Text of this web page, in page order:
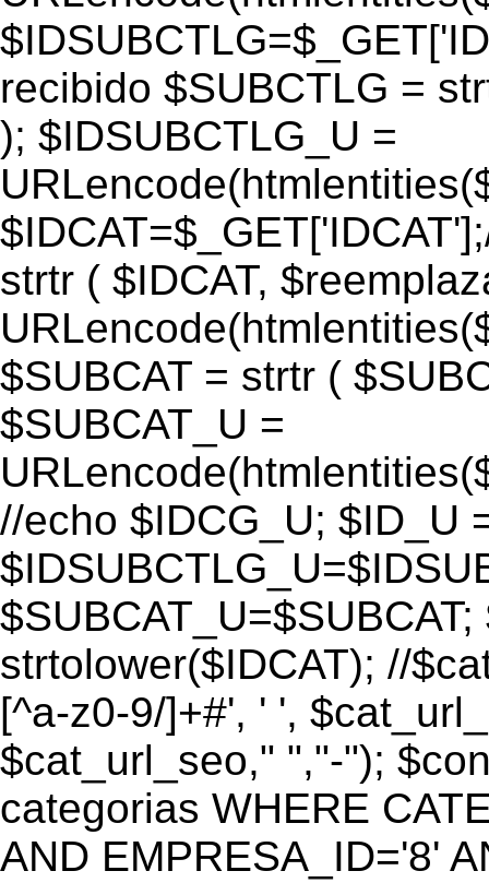
recibido $SUBCTLG =
); $IDSUBCTLG_U =
strtr ( $IDCAT,
$SUBCAT = strtr (
$SUBCAT_U =
//echo $IDCG_U; $ID_U
strtolower($IDCAT); //
[^a-z0-9/]+#', ' ',
$cat_url_seo," ","-");
categorias WHERE
AND EMPRESA_ID='8'